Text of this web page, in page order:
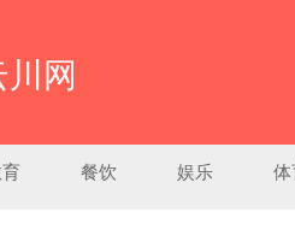
网
餐饮 娱乐